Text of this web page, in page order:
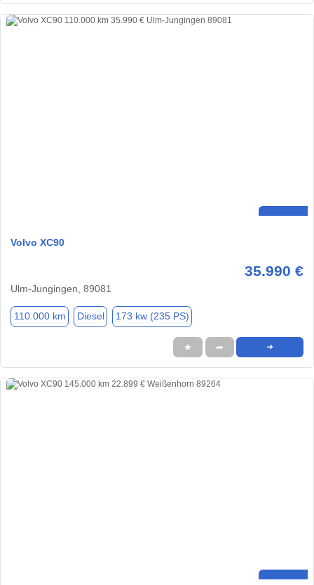
Volvo XC90
35.990 €
Ulm-Jungingen, 89081
110.000 km Diesel 173 kw (235 PS)
★ ➦ ➜